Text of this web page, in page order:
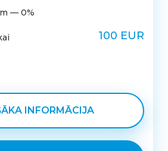
— 0%
100 EUR
INFORMĀCIJA